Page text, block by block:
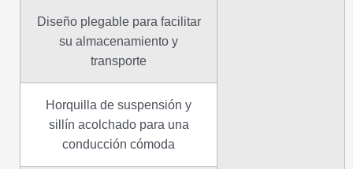
Diseño plegable para facilitar
su almacenamiento y
transporte
Horquilla de suspensión y
sillín acolchado para una
conducción cómoda